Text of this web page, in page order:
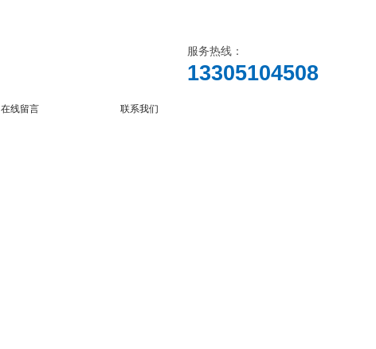
服务热线：
13305104508
在线留言 联系我们